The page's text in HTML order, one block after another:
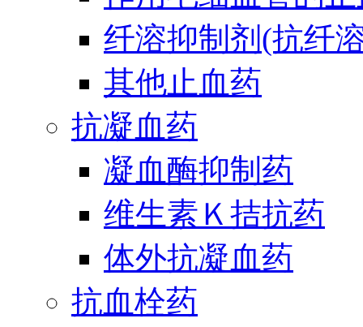
纤溶抑制剂(抗纤
其他止血药
抗凝血药
凝血酶抑制药
维生素Ｋ拮抗药
体外抗凝血药
抗血栓药